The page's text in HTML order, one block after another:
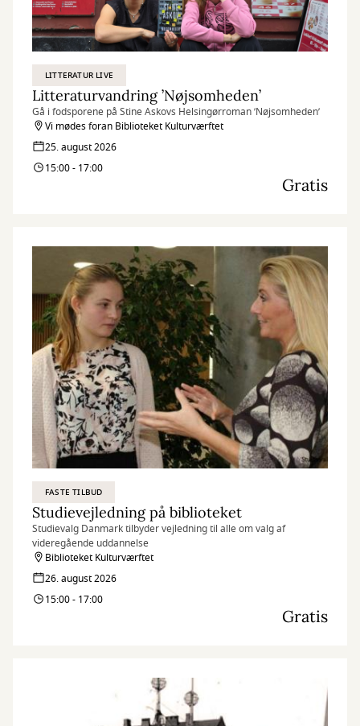
LITTERATUR LIVE
Litteraturvandring ’Nøjsomheden’
Gå i fodsporene på Stine Askovs Helsingørroman ’Nøjsomheden’
Vi mødes foran Biblioteket Kulturværftet
25. august 2026
15:00 - 17:00
Gratis
FASTE TILBUD
Studievejledning på biblioteket
Studievalg Danmark tilbyder vejledning til alle om valg af
videregående uddannelse
Biblioteket Kulturværftet
26. august 2026
15:00 - 17:00
Gratis